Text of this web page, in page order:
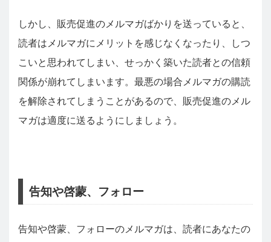
しかし、販売促進のメルマガばかりを送っていると、
読者はメルマガにメリットを感じなくなったり、しつ
こいと思われてしまい、せっかく築いた読者との信頼
関係が崩れてしまいます。最悪の場合メルマガの購読
を解除されてしまうことがあるので、販売促進のメル
マガは適度に送るようにしましょう。
告知や啓蒙、フォロー
告知や啓蒙、フォローのメルマガは、読者にあなたの